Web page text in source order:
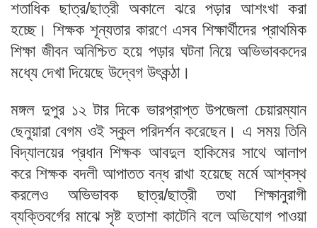
শতাধিক ছাত্র/ছাত্রী অকালে ঝরে পড়ার আশংখা করা
হচ্ছে। শিক্ষক শূন্যতার কারণে এসব শিক্ষার্থীদের প্রাথমিক
শিক্ষা জীবন অনিশ্চিত হয়ে পড়ার ঘটনা নিয়ে অভিভাবকদের
মধ্যে দেখা দিয়েছে উদ্বেগ উৎকন্ঠা।
মঙ্গল দুপুর ১২ টার দিকে ভারপ্রাপ্ত উপজেলা চেয়ারম্যান
ছেনুয়ারা বেগম ওই স্কুল পরিদর্শন করেছেন। এ সময় তিনি
বিদ্যালয়ের প্রধান শিক্ষক আবদুল হাকিমের সাথে আলাপ
করে শিক্ষক বদলী আপাতত বন্ধ রাখা হয়েছে মর্মে আশ্বস্থ
করলেও অভিভাবক ছাত্র/ছাত্রী তথা শিক্ষানুরাগী
ব্যক্তিবর্গের মাঝে সৃষ্ট হতাশা কাটেনি বলে অভিযোগ পাওয়া